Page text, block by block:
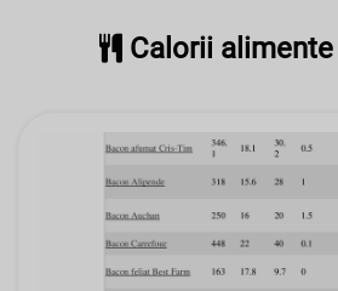
Calorii